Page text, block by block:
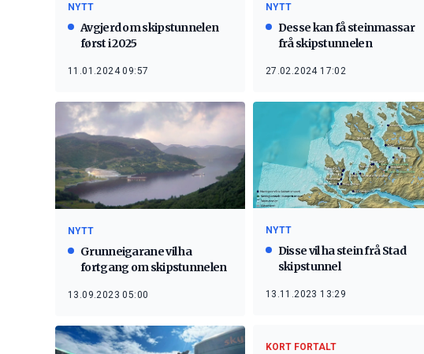
NYTT
Desse kan få steinmassar
frå skipstunnelen
27.02.2024 17:02
NYTT
Avgjerd om skipstunnelen
først i 2025
11.01.2024 09:57
NYTT
Disse vil ha stein frå Stad
skipstunnel
13.11.2023 13:29
NYTT
Grunneigarane vil ha
fortgang om skipstunnelen
13.09.2023 05:00
KORT FORTALT